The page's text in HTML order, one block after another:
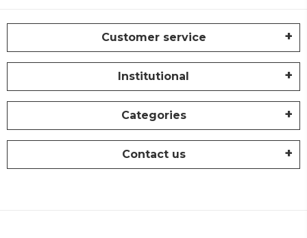
Customer service
Institutional
Categories
Contact us